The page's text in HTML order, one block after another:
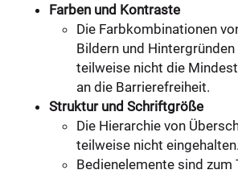
Farben und Kontraste
Die Farbkombinationen
Bildern und
teilweise nicht die
an die Barrierefreiheit.
Struktur und Schriftgröße
Die Hierarchie von
teilweise nicht eingehalten.
Bedienelemente sind zum